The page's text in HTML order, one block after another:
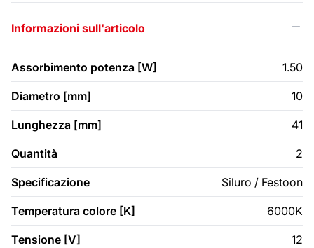
Informazioni sull'articolo
Assorbimento potenza [W] 1.50
Diametro [mm] 10
Lunghezza [mm] 41
Quantità 2
Specificazione Siluro / Festoon
Temperatura colore [K] 6000K
Tensione [V] 12